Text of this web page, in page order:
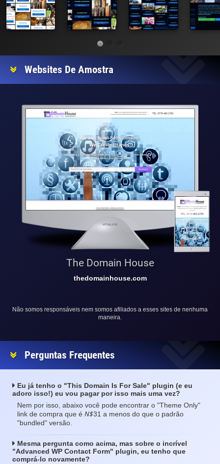
Websites De Amostra
The Domain House
thedomainhouse.com
Não somos responsáveis nem somos afiliados a esses sites de nenhuma
maneira.
Perguntas Frequentes
Eu já tenho o "This Domain Is For Sale" plugin (e eu
adoro isso!) eu vou pagar por isso mais uma vez?
Nem por isso, abaixo você pode encontrar o "Theme Only"
link de compra que é N$31 a menos do que o padrão
"bundled" versão.
Mesma pergunta como acima, mas sobre o incrível
"Advanced WP Contact Form" plugin, eu tenho que
comprá-lo novamente?